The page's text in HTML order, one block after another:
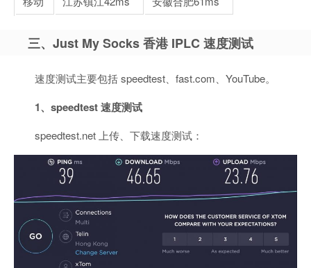
三、Just My Socks 香港 IPLC 速度测试
速度测试主要包括 speedtest、fast.com、YouTube。
1、speedtest 速度测试
speedtest.net 上传、下载速度测试：